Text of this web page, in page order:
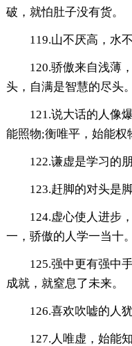
破，就怕肚子没有货。
119.山不厌高，水不
120.骄傲来自浅薄，
头，自满是智慧的尽头。
121.说大话的人像爆
能照物;衡唯平，始能权
122.谦虚是学习的朋
123.赶脚的对头是脚
124.虚心使人进步，
一，骄傲的人学一当十。
125.强中更有强中手
成就，就窒息了未来。
126.喜欢吹嘘的人犹
127.人唯虚，始能知